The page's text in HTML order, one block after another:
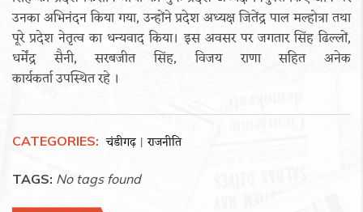
उनका अभिनंदन किया गया, उन्होंने प्रदेश अध्यक्ष जितेंद्र पाल मल्होत्रा तथा
पूरे प्रदेश नेतृत्व का धन्यवाद किया। इस अवसर पर जगतार सिंह ढिल्लों,
धर्मेंद्र सैनी, सरबजीत सिंह, विजय राणा सहित अनेक
कार्यकर्ता उपस्थित रहे ।
CATEGORIES: चंडीगढ़ | राजनीति
TAGS: No tags found